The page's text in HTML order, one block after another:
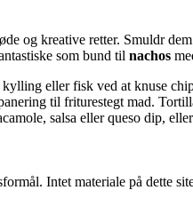
og kreative retter. Smuldr
som bund til nachos
eller fisk ved at knuse
til friturestegt mad.
salsa eller queso dip,
Intet materiale på dette